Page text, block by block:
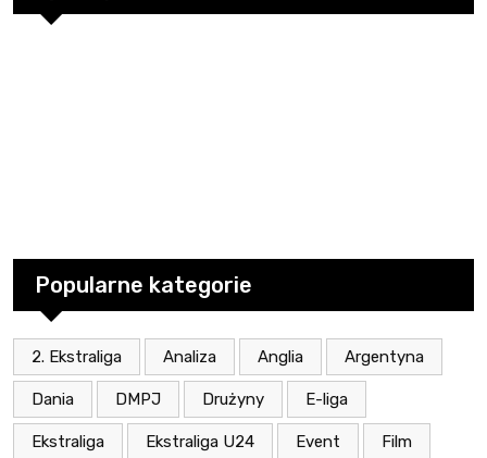
Popularne kategorie
2. Ekstraliga Analiza Anglia Argentyna
Dania DMPJ Drużyny E-liga
Ekstraliga Ekstraliga U24 Event Film